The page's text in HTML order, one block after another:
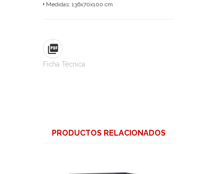
Medidas: 136x70x100 cm
Ficha Técnica
PRODUCTOS RELACIONADOS